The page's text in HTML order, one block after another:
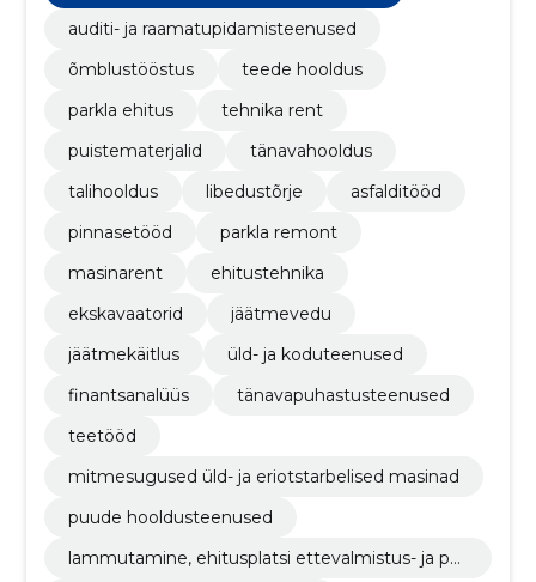
auditi- ja raamatupidamisteenused
õmblustööstus
teede hooldus
parkla ehitus
tehnika rent
puistematerjalid
tänavahooldus
talihooldus
libedustõrje
asfalditööd
pinnasetööd
parkla remont
masinarent
ehitustehnika
ekskavaatorid
jäätmevedu
jäätmekäitlus
üld- ja koduteenused
finantsanalüüs
tänavapuhastusteenused
teetööd
mitmesugused üld- ja eriotstarbelised masinad
puude hooldusteenused
lammutamine, ehitusplatsi ettevalmistus- ja pu